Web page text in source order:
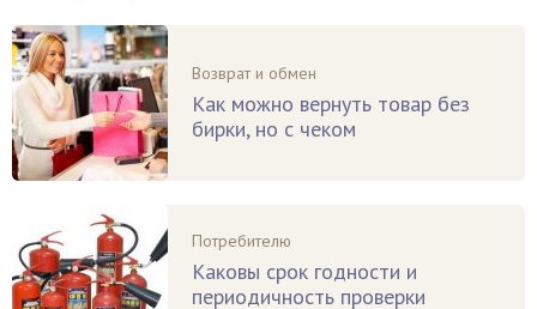
Возврат и обмен
Как можно вернуть товар без
бирки, но с чеком
Потребителю
Каковы срок годности и
периодичность проверки